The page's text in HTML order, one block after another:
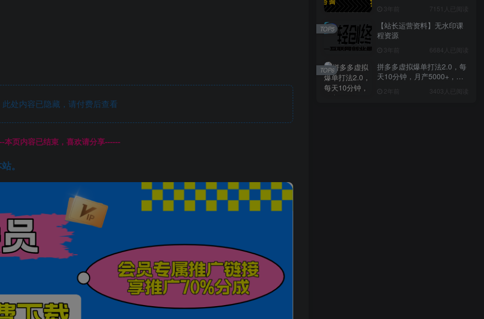
此处内容已隐藏，请付费后查看
本页内容已结束，喜欢请分享------
。
3年前 7151人已阅读
【站长运营资料】无水印课
程资源
3年前 6684人已阅读
TOP5
拼多多虚拟爆单打法2.0，每
天10分钟，月产5000+，从0
2年前 3403人已阅读
TOP6